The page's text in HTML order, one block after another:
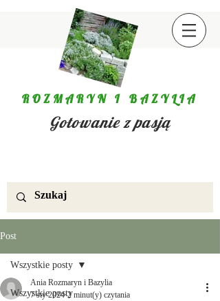
ROZMARYN I BAZYLIA
Gotowanie z pasją
Post
Wszystkie posty
Wszystkie posty
Ania Rozmaryn i Bazylia
7 sty 2024 2 minut(y) czytania